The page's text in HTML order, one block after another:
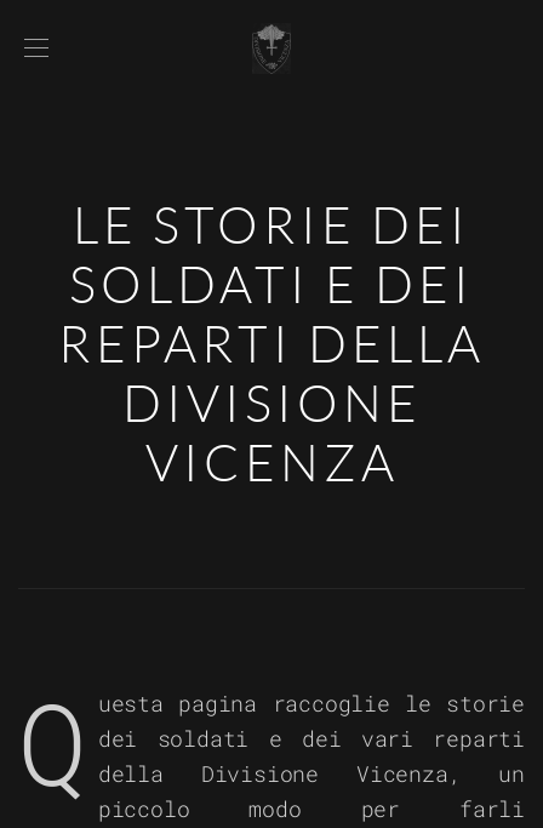
LE STORIE DEI
SOLDATI E DEI
REPARTI DELLA
DIVISIONE
VICENZA
Q
uesta pagina raccoglie le storie
dei soldati e dei vari reparti
della Divisione Vicenza, un
piccolo modo per farli